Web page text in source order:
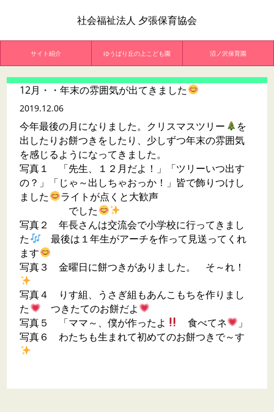
社会福祉法人 夕張保育協会
サイト紹介 ゆうばり丘の上こども園 沼ノ沢保育園
12月・・年末の雰囲気が出てきました
2019.12.06
今年最後の月になりました。クリスマスツリー
を
出したりお餅つきをしたり、少しずつ年末の雰囲気
を感じるようになってきました。
写真１ 「先生、１２月だよ！」「ツリーいつ出す
の？」「じゃ～出しちゃおっか！」皆で飾りつけし
ました
ライトが点くと大歓声
でした
写真２ 年長さんは交流会で小学校に行ってきまし
た
最後は１年生がアーチを作って見送ってくれ
ます
写真３ 金曜日に餅つきがありました。 そ～れ！
写真４ りす組、うさぎ組もあんこもちを作りまし
た
つきたてのお餅だよ
写真５ 「ママ～、僕が作ったよ
食べてネ
」
写真６ わたちも生まれて初めてのお餅つきで～す